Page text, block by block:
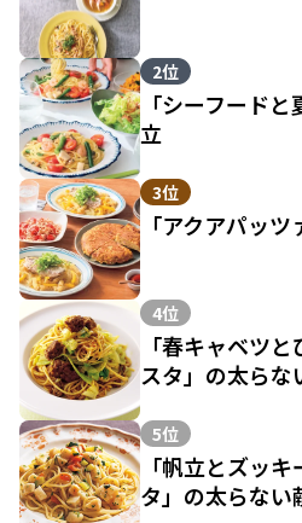
2位
「シーフード
立
3位
「アクアパッ
4位
「春キャベツ
スタ」の太らな
5位
「帆立とズッ
タ」の太らない